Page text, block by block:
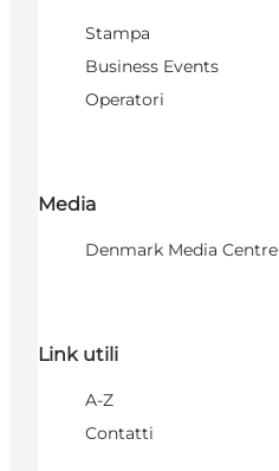
Stampa
Business Events
Operatori
Media
Denmark Media Centre
Link utili
A-Z
Contatti